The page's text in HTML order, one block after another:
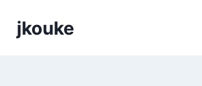
sisältöön
jkouke